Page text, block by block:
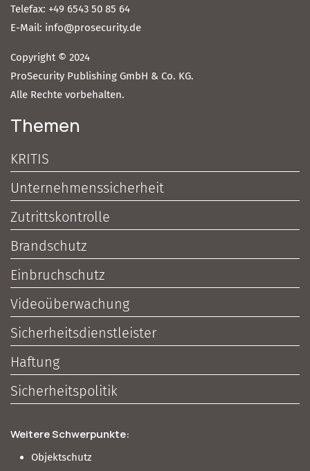
Telefax: +49 6543 50 85 64
E-Mail: info@prosecurity.de
Copyright © 2024
ProSecurity Publishing GmbH & Co. KG.
Alle Rechte vorbehalten.
Themen
KRITIS
Unternehmenssicherheit
Zutrittskontrolle
Brandschutz
Einbruchschutz
Videoüberwachung
Sicherheitsdienstleister
Haftung
Sicherheitspolitik
Weitere Schwerpunkte:
Objektschutz